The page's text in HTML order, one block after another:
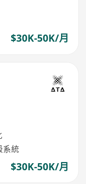
$30K-50K/月
系統
$30K-50K/月